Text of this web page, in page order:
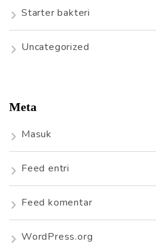
Starter bakteri
Uncategorized
Meta
Masuk
Feed entri
Feed komentar
WordPress.org